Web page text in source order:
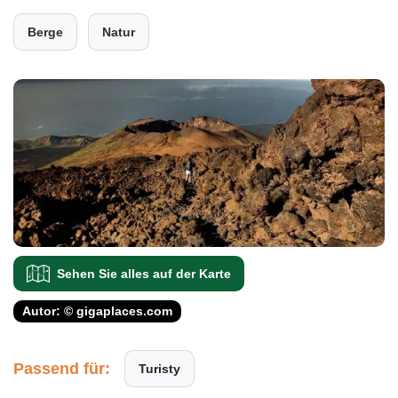
Berge Natur
Sehen Sie alles auf der Karte
Autor: © gigaplaces.com
Passend für: Turisty